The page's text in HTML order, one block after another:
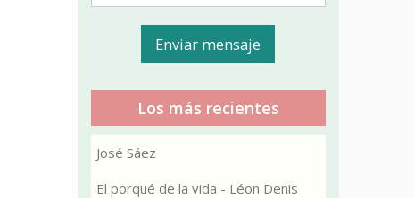
Los más recientes
José Sáez
El porqué de la vida - Léon Denis